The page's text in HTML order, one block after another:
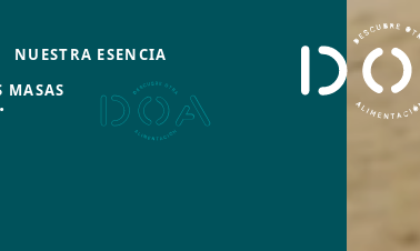
NUESTRA ESENCIA
MASAS